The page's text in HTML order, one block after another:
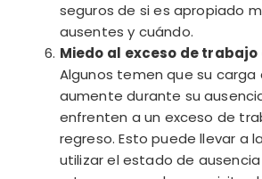
seguros de si es apropiado
ausentes y cuándo.
Miedo al exceso de
Algunos temen que su carga
aumente durante su
enfrenten a un exceso de
regreso. Esto puede llevar a
utilizar el estado de